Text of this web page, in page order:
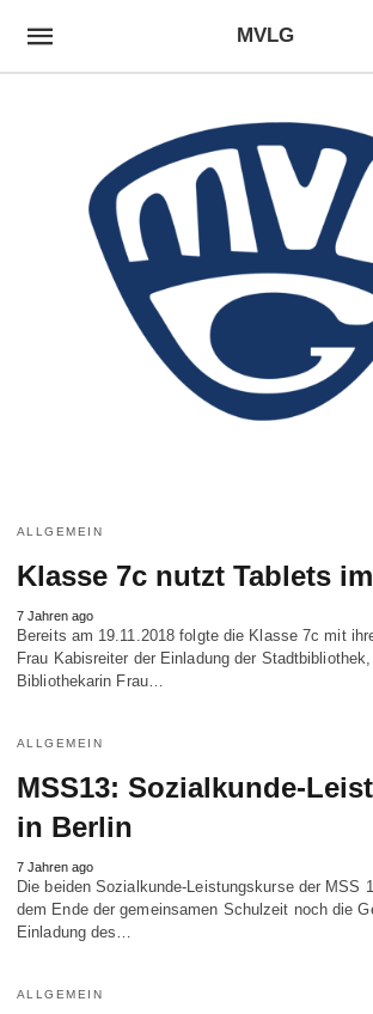
MVLG
ALLGEMEIN
Klasse 7c nutzt Tablets
7 Jahren ago
Bereits am 19.11.2018 folgte die Klasse 7c mit
Frau Kabisreiter der Einladung der
Bibliothekarin Frau…
ALLGEMEIN
MSS13: Sozialkunde-
in Berlin
7 Jahren ago
Die beiden Sozial­kunde-Leistungs­kurse der MSS
dem Ende der gemeinsamen Schulzeit noch die
Einladung des…
ALLGEMEIN